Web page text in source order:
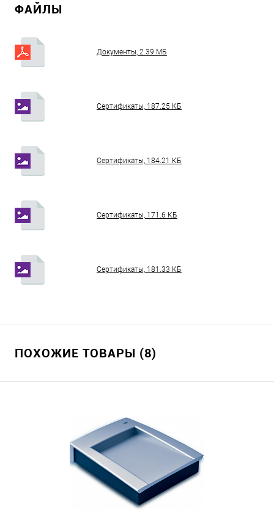
ФАЙЛЫ
Документы, 2.39 МБ
Сертификаты, 187.25 КБ
Сертификаты, 184.21 КБ
Сертификаты, 171.6 КБ
Сертификаты, 181.33 КБ
ПОХОЖИЕ ТОВАРЫ (8)